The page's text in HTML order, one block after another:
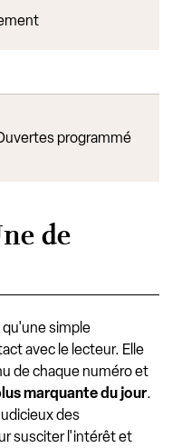
programmé
de
qu'une simple
avec le lecteur. Elle
de chaque numéro et
marquante du jour.
des
susciter l'intérêt et